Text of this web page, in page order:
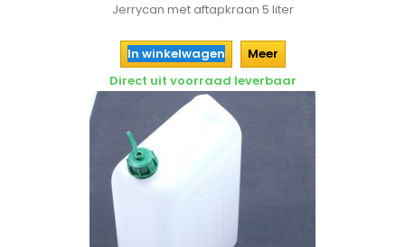
Jerrycan met aftapkraan 5 liter
In winkelwagen
Meer
Direct uit voorraad leverbaar